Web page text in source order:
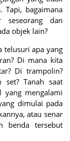
Tapi, bagaimana
seseorang dan
objek lain?
telusuri apa yang
Di mana kita
Di trampolin?
set? Tanah saat
yang mengalami
dimulai pada
atau senar
benda tersebut